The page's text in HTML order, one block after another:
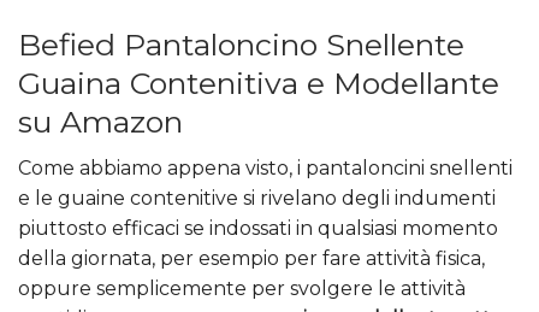
Befied Pantaloncino Snellente
Guaina Contenitiva e Modellante
su Amazon
Come abbiamo appena visto, i pantaloncini snellenti
e le guaine contenitive si rivelano degli indumenti
piuttosto efficaci se indossati in qualsiasi momento
della giornata, per esempio per fare attività fisica,
oppure semplicemente per svolgere le attività